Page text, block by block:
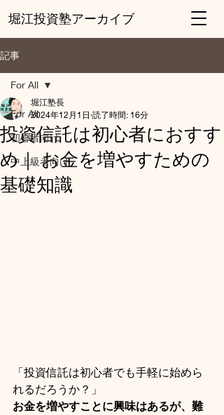
堀江投資塾アーカイブ
記事
For All
初心者向け
中上級者向け
For All
投資信託は初心者におすす
め｜ お金を増やすための
基礎知識
堀江塾長
2024年12月1日 読了時間: 16分
「投資信託は初心者でも手軽に始めら
れるだろうか？」
お金を増やすことに興味はあるが、難